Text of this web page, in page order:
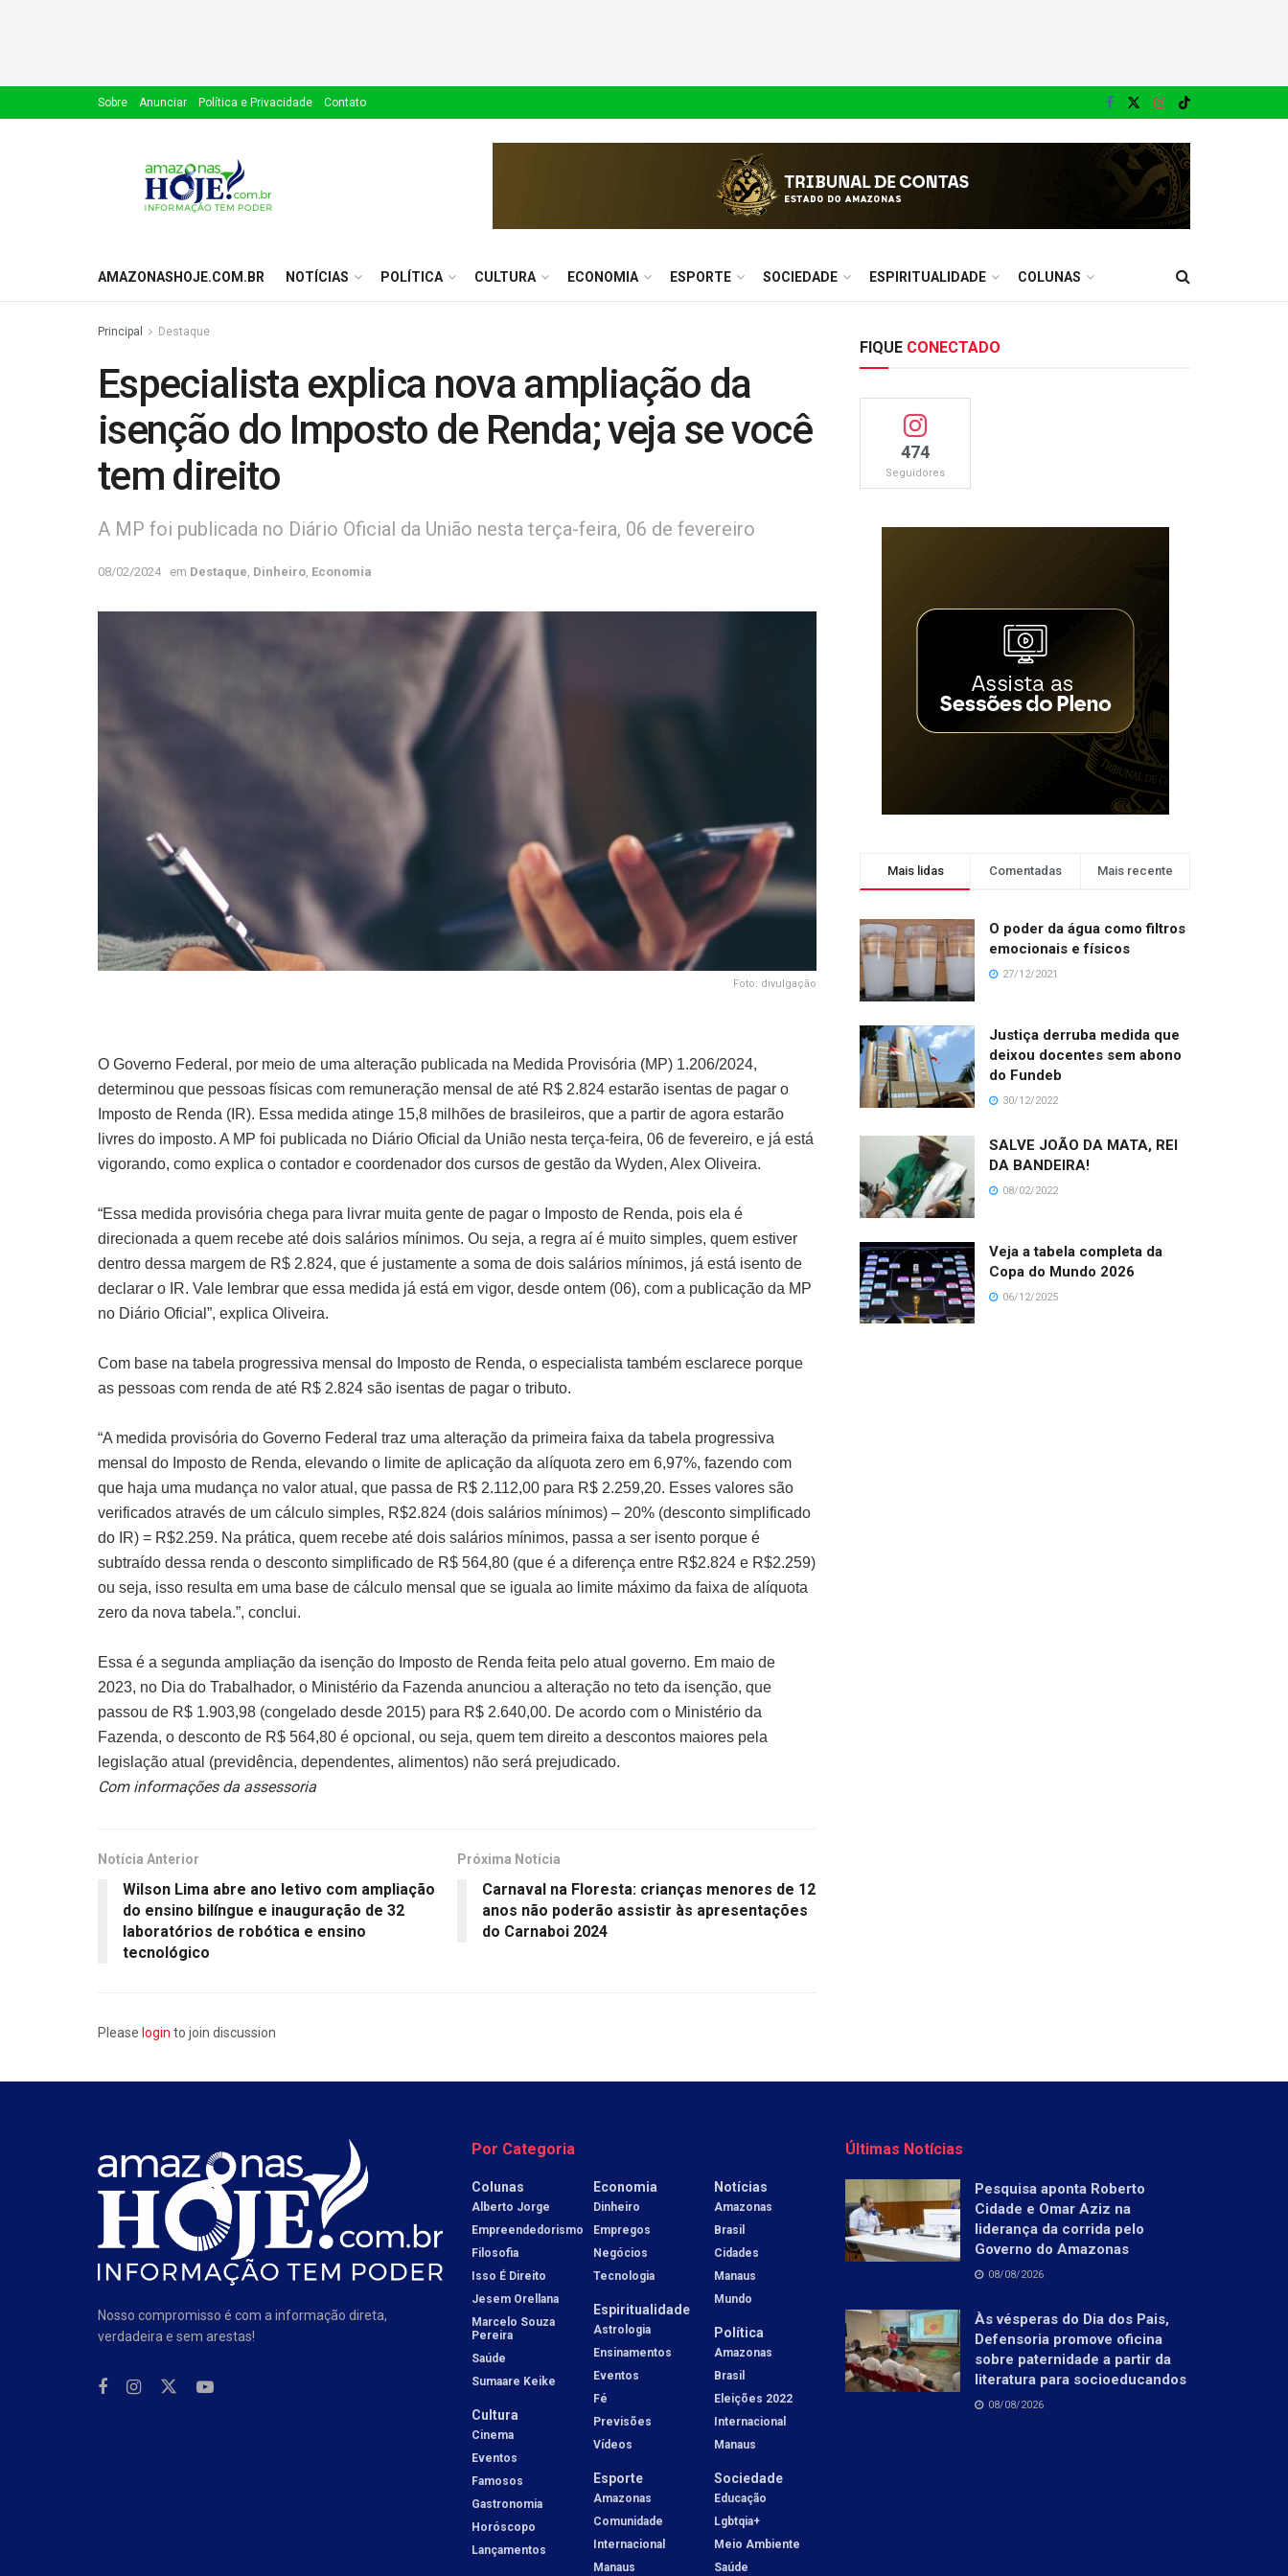
Sobre Anunciar Política e Privacidade Contato
AMAZONASHOJE.COM.BR NOTÍCIAS POLÍTICA CULTURA ECONOMIA ESPORTE SOCIEDADE ESPIRITUALIDADE COLUNAS
Principal Destaque
Especialista explica nova ampliação da
isenção do Imposto de Renda; veja se você
tem direito
A MP foi publicada no Diário Oficial da União nesta terça-feira, 06 de fevereiro
08/02/2024 em Destaque Dinheiro Economia
Foto: divulgação
O Governo Federal, por meio de uma alteração publicada na Medida Provisória (MP) 1.206/2024,
determinou que pessoas físicas com remuneração mensal de até R$ 2.824 estarão isentas de pagar o
Imposto de Renda (IR). Essa medida atinge 15,8 milhões de brasileiros, que a partir de agora estarão
livres do imposto. A MP foi publicada no Diário Oficial da União nesta terça-feira, 06 de fevereiro, e já está
vigorando, como explica o contador e coordenador dos cursos de gestão da Wyden, Alex Oliveira.
“Essa medida provisória chega para livrar muita gente de pagar o Imposto de Renda, pois ela é
direcionada a quem recebe até dois salários mínimos. Ou seja, a regra aí é muito simples, quem estiver
dentro dessa margem de R$ 2.824, que é justamente a soma de dois salários mínimos, já está isento de
declarar o IR. Vale lembrar que essa medida já está em vigor, desde ontem (06), com a publicação da MP
no Diário Oficial”, explica Oliveira.
Com base na tabela progressiva mensal do Imposto de Renda, o especialista também esclarece porque
as pessoas com renda de até R$ 2.824 são isentas de pagar o tributo.
“A medida provisória do Governo Federal traz uma alteração da primeira faixa da tabela progressiva
mensal do Imposto de Renda, elevando o limite de aplicação da alíquota zero em 6,97%, fazendo com
que haja uma mudança no valor atual, que passa de R$ 2.112,00 para R$ 2.259,20. Esses valores são
verificados através de um cálculo simples, R$2.824 (dois salários mínimos) – 20% (desconto simplificado
do IR) = R$2.259. Na prática, quem recebe até dois salários mínimos, passa a ser isento porque é
subtraído dessa renda o desconto simplificado de R$ 564,80 (que é a diferença entre R$2.824 e R$2.259)
ou seja, isso resulta em uma base de cálculo mensal que se iguala ao limite máximo da faixa de alíquota
zero da nova tabela.”, conclui.
Essa é a segunda ampliação da isenção do Imposto de Renda feita pelo atual governo. Em maio de
2023, no Dia do Trabalhador, o Ministério da Fazenda anunciou a alteração no teto da isenção, que
passou de R$ 1.903,98 (congelado desde 2015) para R$ 2.640,00. De acordo com o Ministério da
Fazenda, o desconto de R$ 564,80 é opcional, ou seja, quem tem direito a descontos maiores pela
legislação atual (previdência, dependentes, alimentos) não será prejudicado.
Com informações da assessoria
Notícia Anterior
Wilson Lima abre ano letivo com ampliação
do ensino bilíngue e inauguração de 32
laboratórios de robótica e ensino
tecnológico
Próxima Notícia
Carnaval na Floresta: crianças menores de 12
anos não poderão assistir às apresentações
do Carnaboi 2024
Please login to join discussion
FIQUE CONECTADO
474
Seguidores
Mais lidas Comentadas Mais recente
O poder da água como filtros
emocionais e físicos
27/12/2021
Justiça derruba medida que
deixou docentes sem abono
do Fundeb
30/12/2022
SALVE JOÃO DA MATA, REI
DA BANDEIRA!
08/02/2022
Veja a tabela completa da
Copa do Mundo 2026
06/12/2025
Nosso compromisso é com a informação direta,
verdadeira e sem arestas!
Por Categoria
Colunas
Alberto Jorge
Empreendedorismo
Filosofia
Isso É Direito
Jesem Orellana
Marcelo Souza
Pereira
Saúde
Sumaare Keike
Cultura
Cinema
Eventos
Famosos
Gastronomia
Horóscopo
Lançamentos
Economia
Dinheiro
Empregos
Negócios
Tecnologia
Espiritualidade
Astrologia
Ensinamentos
Eventos
Fé
Previsões
Vídeos
Esporte
Amazonas
Comunidade
Internacional
Manaus
Notícias
Amazonas
Brasil
Cidades
Manaus
Mundo
Política
Amazonas
Brasil
Eleições 2022
Internacional
Manaus
Sociedade
Educação
Lgbtqia+
Meio Ambiente
Saúde
Últimas Notícias
Pesquisa aponta Roberto
Cidade e Omar Aziz na
liderança da corrida pelo
Governo do Amazonas
08/08/2026
Às vésperas do Dia dos Pais,
Defensoria promove oficina
sobre paternidade a partir da
literatura para socioeducandos
08/08/2026